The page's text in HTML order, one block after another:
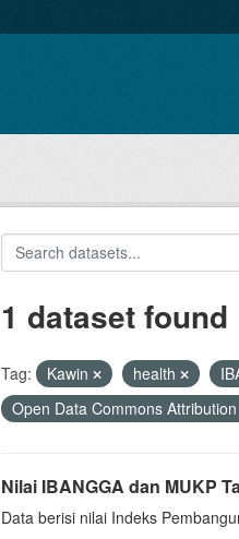
1 dataset found
Tag: Kawin health
Open Data Commons
Nilai IBANGGA dan MUKP
Data berisi nilai Indeks